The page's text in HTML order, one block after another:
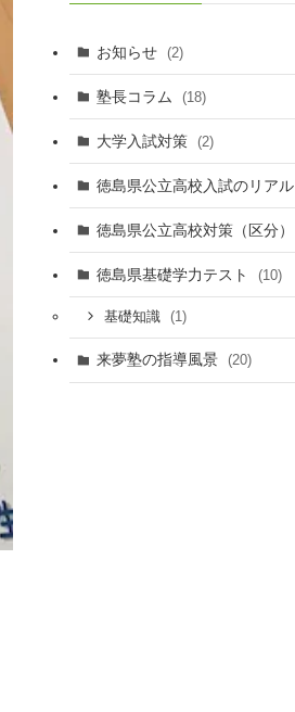
お知らせ (2)
塾長コラム (18)
大学入試対策 (2)
徳島県公立高校入試のリアル
徳島県公立高校対策（区分）
徳島県基礎学力テスト (10)
基礎知識 (1)
来夢塾の指導風景 (20)